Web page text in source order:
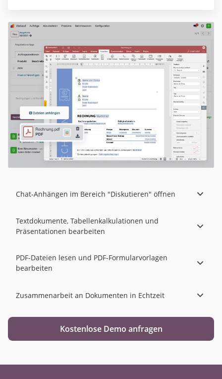
Chat-Anhängen im Bereich "Diskutieren" öffnen
Textdokumente, Tabellenkalkulationen und
Präsentationen bearbeiten
PDF-Dateien lesen und PDF-Formularvorlagen
bearbeiten
Zusammenarbeit an Dokumenten in Echtzeit
Kostenlose Demo anfragen